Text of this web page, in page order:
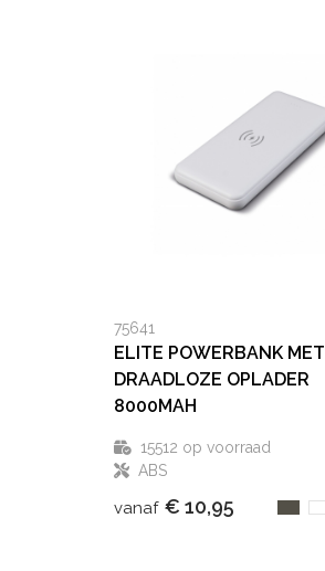
75641
ELITE POWERBANK MET
DRAADLOZE OPLADER
8000MAH
15512 op voorraad
ABS
vanaf € 10,95